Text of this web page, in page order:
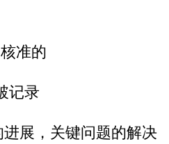
准的
记录
展，关键问题的解决